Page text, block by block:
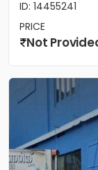
ID: 14455241
PRICE
Not